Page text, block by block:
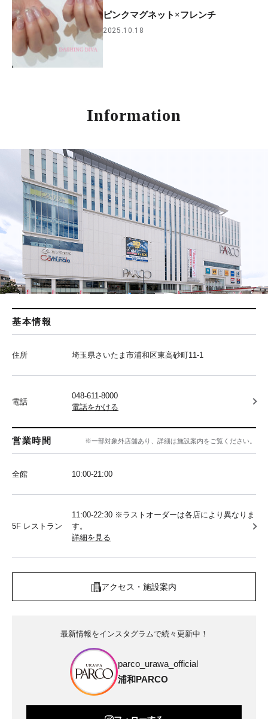
ピンクマグネット×フレンチ
2025.10.18
Information
基本情報
住所 埼玉県さいたま市浦和区東高砂町11-1
電話
048-611-8000
電話をかける
営業時間 ※一部対象外店舗あり、詳細は施設案内をご覧ください。
全館 10:00‐21:00
5F レストラン
11:00-22:30 ※ラストオーダーは各店により異なりま
す。
詳細を見る
アクセス・施設案内
最新情報をインスタグラムで続々更新中！
parco_urawa_official
浦和PARCO